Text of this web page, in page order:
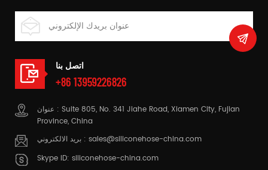
اتصل بنا
+86 13959226826
عنوان : Suite 805, No. 341 Jiahe Road, Xiamen City, Fujian
Province, China
بريد الالكتروني : sales@siliconehose-china.com
Skype ID: siliconehose-china.com